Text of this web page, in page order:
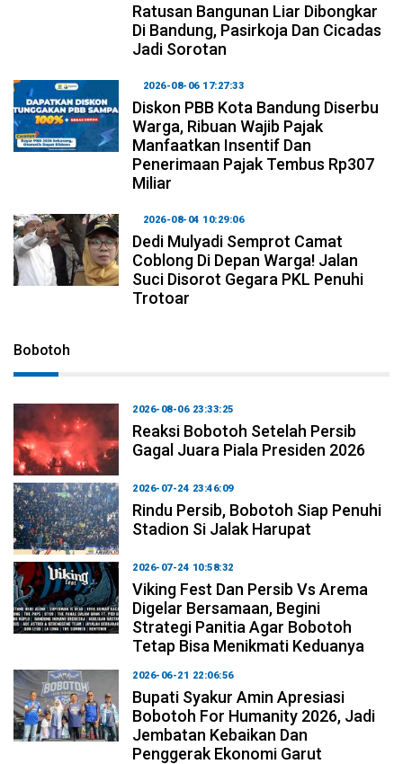
Ratusan Bangunan Liar Dibongkar
Di Bandung, Pasirkoja Dan Cicadas
Jadi Sorotan
2026-08-06 17:27:33
Diskon PBB Kota Bandung Diserbu
Warga, Ribuan Wajib Pajak
Manfaatkan Insentif Dan
Penerimaan Pajak Tembus Rp307
Miliar
2026-08-04 10:29:06
Dedi Mulyadi Semprot Camat
Coblong Di Depan Warga! Jalan
Suci Disorot Gegara PKL Penuhi
Trotoar
Bobotoh
2026-08-06 23:33:25
Reaksi Bobotoh Setelah Persib
Gagal Juara Piala Presiden 2026
2026-07-24 23:46:09
Rindu Persib, Bobotoh Siap Penuhi
Stadion Si Jalak Harupat
2026-07-24 10:58:32
Viking Fest Dan Persib Vs Arema
Digelar Bersamaan, Begini
Strategi Panitia Agar Bobotoh
Tetap Bisa Menikmati Keduanya
2026-06-21 22:06:56
Bupati Syakur Amin Apresiasi
Bobotoh For Humanity 2026, Jadi
Jembatan Kebaikan Dan
Penggerak Ekonomi Garut